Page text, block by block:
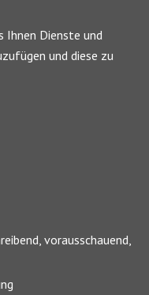
Ihnen Dienste und
und diese zu
vorausschauend,